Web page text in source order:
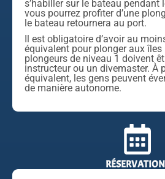
s’habiller sur le bateau pendant
vous pourrez profiter d’une
le bateau retournera au port.
Il est obligatoire d’avoir au
équivalent pour plonger aux îles
plongeurs de niveau 1 doivent
instructeur ou un divemaster. À
équivalent, les gens peuvent
de manière autonome.